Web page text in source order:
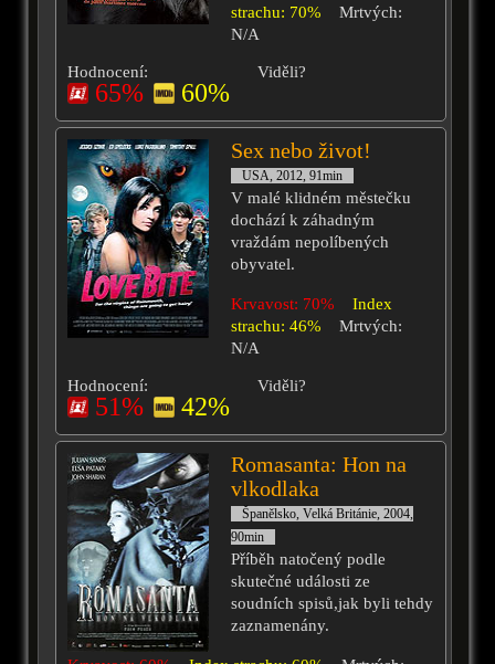
strachu: 70%
Mrtvých:
N/A
Hodnocení:
65% 60%
Viděli?
Sex nebo život!
USA, 2012, 91min
V malé klidném městečku
dochází k záhadným
vraždám nepolíbených
obyvatel.
Krvavost: 70%
Index
strachu: 46%
Mrtvých:
N/A
Hodnocení:
51% 42%
Viděli?
Romasanta: Hon na
vlkodlaka
Španělsko, Velká Británie, 2004,
90min
Příběh natočený podle
skutečné události ze
soudních spisů,jak byli tehdy
zaznamenány.